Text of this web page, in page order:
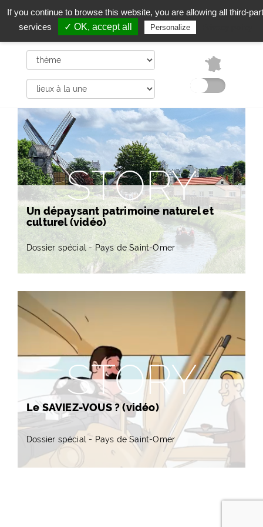
Vivre en France comme des
Français
STORY
Un dépaysant patrimoine naturel et
culturel (vidéo)
Dossier spécial - Pays de Saint-Omer
STORY
Le SAVIEZ-VOUS ? (vidéo)
Dossier spécial - Pays de Saint-Omer
If you continue to browse this website, you are allowing all third-
services
✓ OK, accept all Personalize